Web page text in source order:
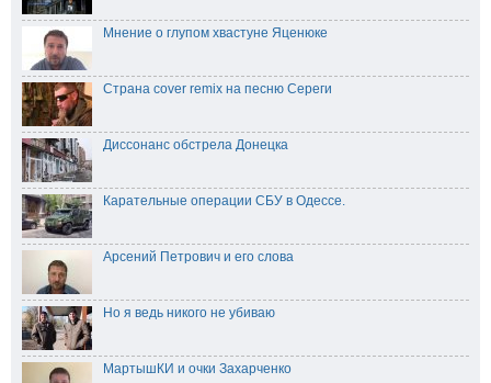
Мнение о глупом хвастуне Яценюке
Страна cover remix на песню Сереги
Диссонанс обстрела Донецка
Карательные операции СБУ в Одессе.
Арсений Петрович и его слова
Но я ведь никого не убиваю
МартышКИ и очки Захарченко